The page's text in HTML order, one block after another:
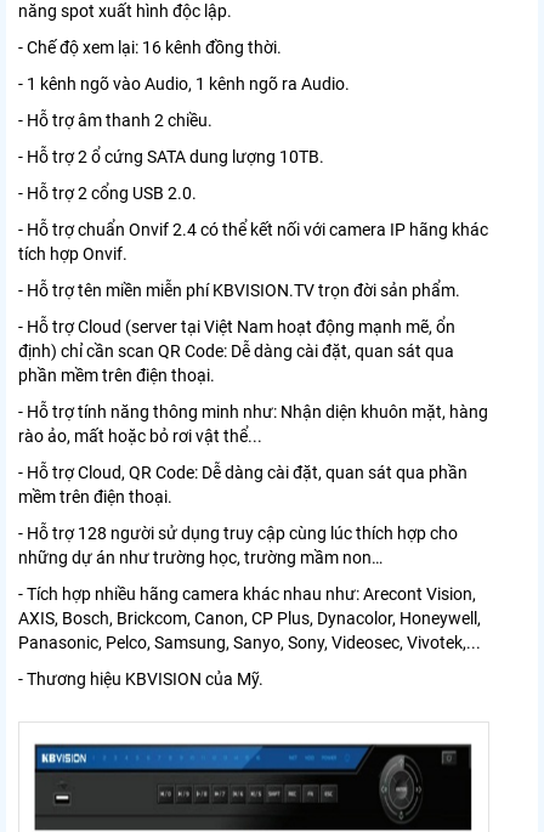
năng spot xuất hình độc lập.
- Chế độ xem lại: 16 kênh đồng thời.
- 1 kênh ngõ vào Audio, 1 kênh ngõ ra Audio.
- Hỗ trợ âm thanh 2 chiều.
- Hỗ trợ 2 ổ cứng SATA dung lượng 10TB.
- Hỗ trợ 2 cổng USB 2.0.
- Hỗ trợ chuẩn Onvif 2.4 có thể kết nối với camera IP hãng khác
tích hợp Onvif.
- Hỗ trợ tên miền miễn phí KBVISION.TV trọn đời sản phẩm.
- Hỗ trợ Cloud (server tại Việt Nam hoạt động mạnh mẽ, ổn
định) chỉ cần scan QR Code: Dễ dàng cài đặt, quan sát qua
phần mềm trên điện thoại.
- Hỗ trợ tính năng thông minh như: Nhận diện khuôn mặt, hàng
rào ảo, mất hoặc bỏ rơi vật thể...
- Hỗ trợ Cloud, QR Code: Dễ dàng cài đặt, quan sát qua phần
mềm trên điện thoại.
- Hỗ trợ 128 người sử dụng truy cập cùng lúc thích hợp cho
những dự án như trường học, trường mầm non…
- Tích hợp nhiều hãng camera khác nhau như: Arecont Vision,
AXIS, Bosch, Brickcom, Canon, CP Plus, Dynacolor, Honeywell,
Panasonic, Pelco, Samsung, Sanyo, Sony, Videosec, Vivotek,...
- Thương hiệu KBVISION của Mỹ.